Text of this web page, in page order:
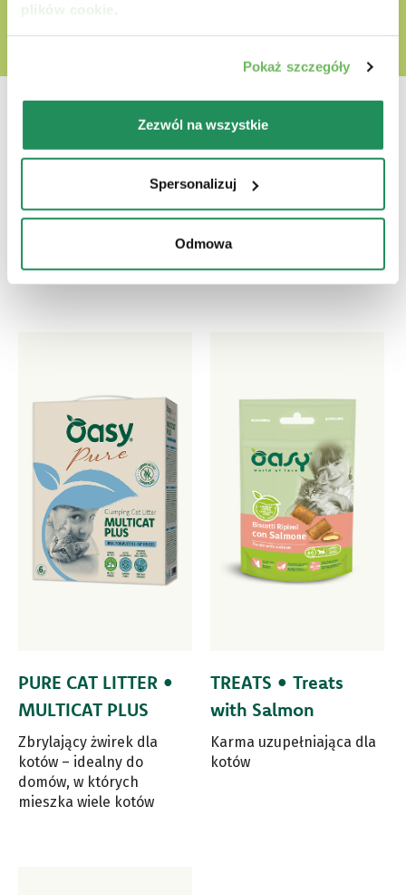
plików cookie .
Pokaż szczegóły
Zezwól na wszystkie
Spersonalizuj
Odmowa
Która jest ich ulubioną?
Poznaj nasze najlepsze produkty dla Twojego
zwierzaka
PURE CAT LITTER •
MULTICAT PLUS
Zbrylający żwirek dla
kotów – idealny do
domów, w których
mieszka wiele kotów
TREATS • Treats
with Salmon
Karma uzupełniająca dla
kotów